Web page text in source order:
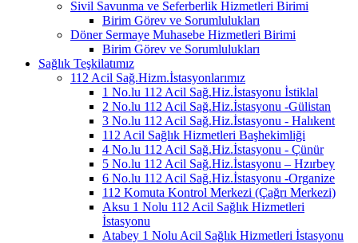
Sivil Savunma ve Seferberlik Hizmetleri Birimi
Birim Görev ve Sorumlulukları
Döner Sermaye Muhasebe Hizmetleri Birimi
Birim Görev ve Sorumlulukları
Sağlık Teşkilatımız
112 Acil Sağ.Hizm.İstasyonlarımız
1 No.lu 112 Acil Sağ.Hiz.İstasyonu İstiklal
2 No.lu 112 Acil Sağ.Hiz.İstasyonu -Gülistan
3 No.lu 112 Acil Sağ.Hiz.İstasyonu - Halıkent
112 Acil Sağlık Hizmetleri Başhekimliği
4 No.lu 112 Acil Sağ.Hiz.İstasyonu - Çünür
5 No.lu 112 Acil Sağ.Hiz.İstasyonu – Hzırbey
6 No.lu 112 Acil Sağ.Hiz.İstasyonu -Organize
112 Komuta Kontrol Merkezi (Çağrı Merkezi)
Aksu 1 Nolu 112 Acil Sağlık Hizmetleri
İstasyonu
Atabey 1 Nolu Acil Sağlık Hizmetleri İstasyonu